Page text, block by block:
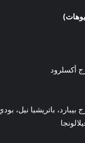
أكسلرود
باتريشيا نيل،